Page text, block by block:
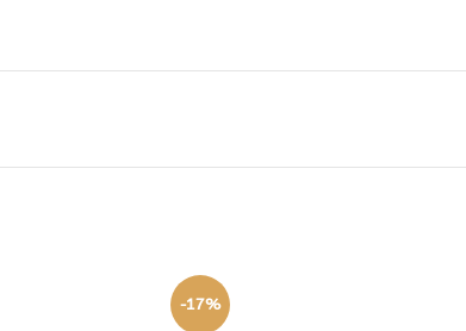
-17%